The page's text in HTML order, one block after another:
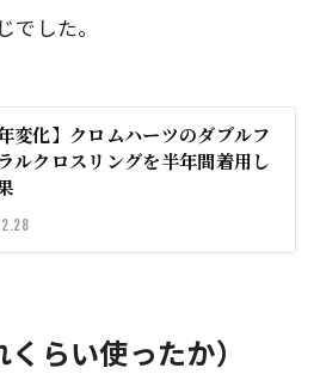
した。
年変化】クロムハーツのダブルフ
ルクロスリングを半年間着用し
らい使ったか）